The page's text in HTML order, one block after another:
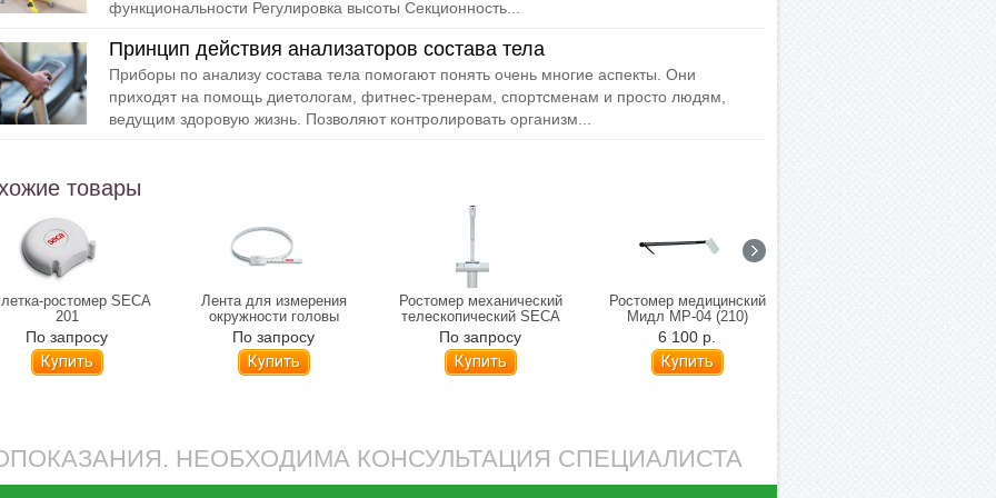
функциональности Регулировка высоты Секционность...
Принцип действия анализаторов состава тела
Приборы по анализу состава тела помогают понять очень многие аспекты. Они
приходят на помощь диетологам, фитнес-тренерам, спортсменам и просто людям,
ведущим здоровую жизнь. Позволяют контролировать организм...
товары
ростомер SECA
201
По запросу
Купить
Лента для измерения
окружности головы
малыша SECA 212
По запросу
Купить
Ростомер механический
телескопический SECA
220
По запросу
Купить
Ростомер медицинский
Мидл МР-04 (210)
6 100 р.
НЕОБХОДИМА КОНСУЛЬТАЦИЯ СПЕЦИАЛИСТА